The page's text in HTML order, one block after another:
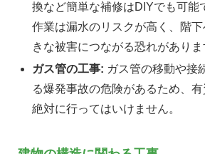
換など簡単な補修はDIYでも可能
作業は漏水のリスクが高く、階
きな被害につながる恐れがありま
ガス管の工事: ガス管の移動や接
る爆発事故の危険があるため、
絶対に行ってはいけません。